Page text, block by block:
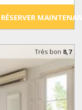
RÉSERVER
Très bon 8,7